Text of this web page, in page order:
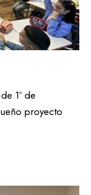
1º de
proyecto